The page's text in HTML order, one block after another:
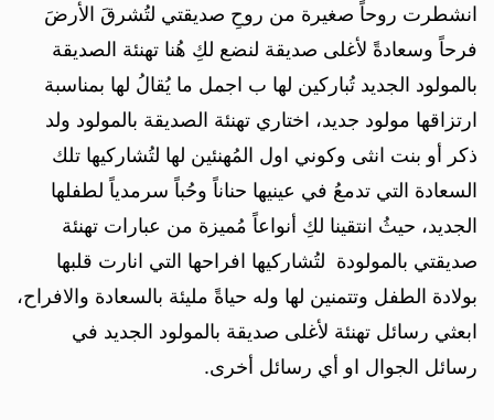
انشطرت روحاً صغيرة من روحِ صديقتي لتُشرقَ الأرضَ
فرحاً وسعادةً لأغلى صديقة لنضع لكِ هُنا تهنئة الصديقة
بالمولود الجديد تُباركين لها ب اجمل ما يُقالُ لها بمناسبة
ارتزاقها مولود جديد، اختاري تهنئة الصديقة بالمولود ولد
ذكر أو بنت انثى وكوني اول المُهنئين لها لتُشاركيها تلك
السعادة التي تدمعُ في عينيها حناناً وحُباً سرمدياً لطفلها
الجديد، حيثُ انتقينا لكِ أنواعاً مُميزة من عبارات تهنئة
صديقتي بالمولودة لتُشاركيها افراحها التي انارت قلبها
بولادة الطفل وتتمنين لها وله حياةً مليئة بالسعادة والافراح،
ابعثي رسائل تهنئة لأغلى صديقة بالمولود الجديد في
رسائل الجوال او أي رسائل أخرى.